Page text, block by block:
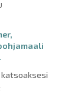
katsoaksesi